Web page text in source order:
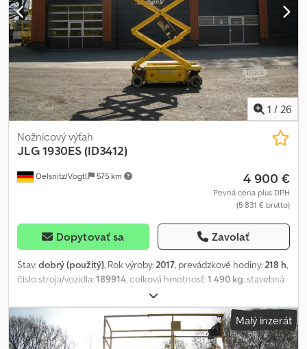
1 / 26
Oelsnitz/Vogtl. 575 km
Nožnicový výťah
JLG1930ES (ID3412)
4 900 €
Pevná cena plus DPH
(5 831 € brutto)
Dopytovať sa Zavolať
Stav:dobrý (použitý), Rok výroby: 2017, prevádzkové hodiny: 218 h,
číslo stroja/vozidla:189914 , celková hmotnosť:1 490 kg , stavebná
, maximálna šírka produktu:
výška:7 900 mm, typ motora: elektrický, výrobca: JLG Cedpfx
Acjzb Tm Eofjha
Malý inzerát